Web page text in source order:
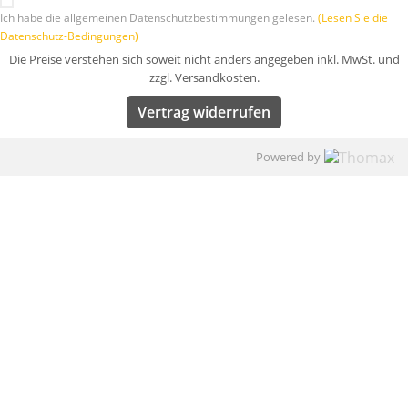
Ich habe die allgemeinen Datenschutzbestimmungen gelesen. (Lesen Sie die
Datenschutz-Bedingungen)
Die Preise verstehen sich soweit nicht anders angegeben inkl. MwSt. und
zzgl. Versandkosten.
Vertrag widerrufen
Powered by